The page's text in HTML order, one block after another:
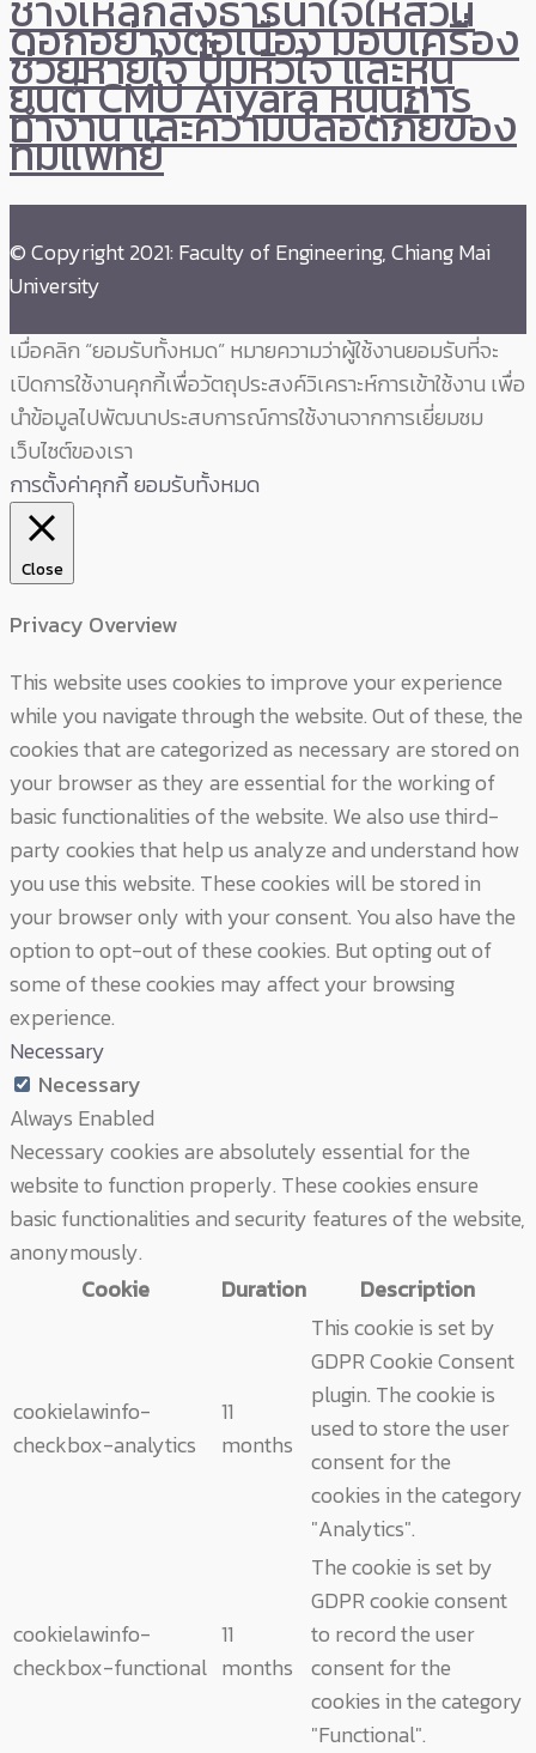
ดอกอย่างต่อเนื่อง มอบเครื่อง
ช่วยหายใจ ปั๊มหัวใจ และหุ่น
ยนต์ CMU Aiyara หนุนการ
ทำงาน และความปลอดภัยของ
ทีมแพทย์
© Copyright 2021: Faculty of Engineering, Chiang Mai
University
เมื่อคลิก “ยอมรับทั้งหมด” หมายความว่าผู้ใช้งานยอมรับที่จะ
เปิดการใช้งานคุกกี้เพื่อวัตถุประสงค์วิเคราะห์การเข้าใช้งาน เพื่อ
นำข้อมูลไปพัฒนาประสบการณ์การใช้งานจากการเยี่ยมชม
เว็บไซต์ของเรา
การตั้งค่าคุกกี้ยอมรับทั้งหมด
Close
Privacy Overview
This website uses cookies to improve your experience
while you navigate through the website. Out of these, the
cookies that are categorized as necessary are stored on
your browser as they are essential for the working of
basic functionalities of the website. We also use third-
party cookies that help us analyze and understand how
you use this website. These cookies will be stored in
your browser only with your consent. You also have the
option to opt-out of these cookies. But opting out of
some of these cookies may affect your browsing
experience.
Necessary
Necessary
Always Enabled
Necessary cookies are absolutely essential for the
website to function properly. These cookies ensure
basic functionalities and security features of the website,
anonymously.
Cookie
Duration Description
cookielawinfo-
checkbox-analytics
11
months
This cookie is set by
GDPR Cookie Consent
plugin. The cookie is
used to store the user
consent for the
cookies in the category
"Analytics".
cookielawinfo-
checkbox-functional
11
months
The cookie is set by
GDPR cookie consent
to record the user
consent for the
cookies in the category
"Functional".